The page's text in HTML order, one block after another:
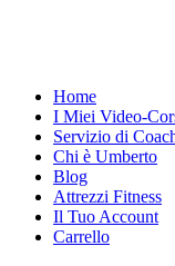
Home
I Miei Video-
Servizio di
Chi è Umberto
Blog
Attrezzi Fitness
Il Tuo Account
Carrello